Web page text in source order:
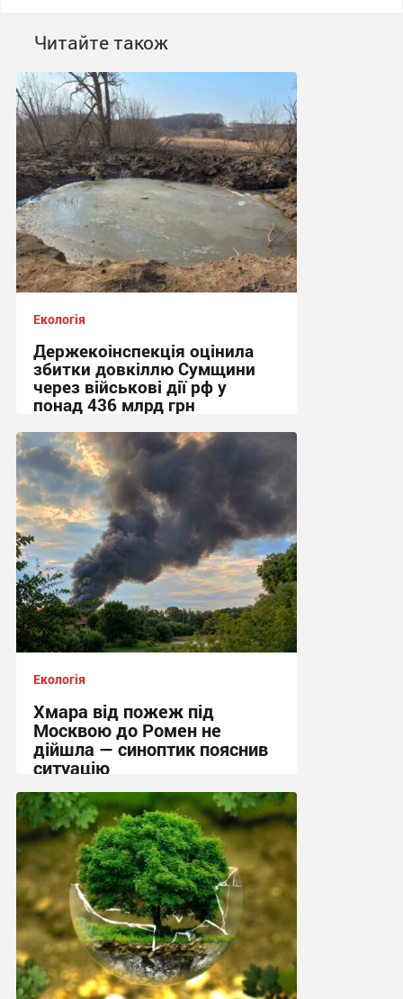
Читайте також
Екологія
Держекоінспекція оцінила
збитки довкіллю Сумщини
через військові дії рф у
понад 436 млрд грн
21:29, 23.07.2026
Екологія
Хмара від пожеж під
Москвою до Ромен не
дійшла — синоптик пояснив
ситуацію
18:47, 20.07.2026